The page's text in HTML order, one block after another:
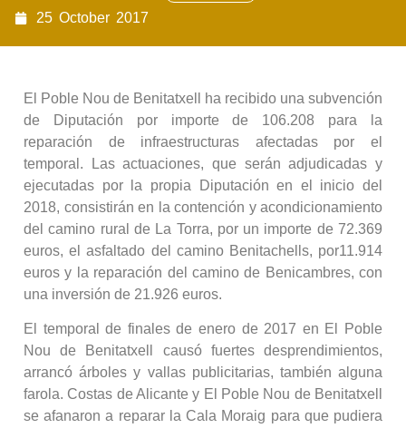
25 October 2017
El Poble Nou de Benitatxell ha recibido una subvención
de Diputación por importe de 106.208 para la
reparación de infraestructuras afectadas por el
temporal. Las actuaciones, que serán adjudicadas y
ejecutadas por la propia Diputación en el inicio del
2018, consistirán en la contención y acondicionamiento
del camino rural de La Torra, por un importe de 72.369
euros, el asfaltado del camino Benitachells, por11.914
euros y la reparación del camino de Benicambres, con
una inversión de 21.926 euros.
El temporal de finales de enero de 2017 en El Poble
Nou de Benitatxell causó fuertes desprendimientos,
arrancó árboles y vallas publicitarias, también alguna
farola. Costas de Alicante y El Poble Nou de Benitatxell
se afanaron a reparar la Cala Moraig para que pudiera